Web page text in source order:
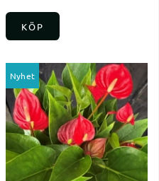
KÖP
Nyhet